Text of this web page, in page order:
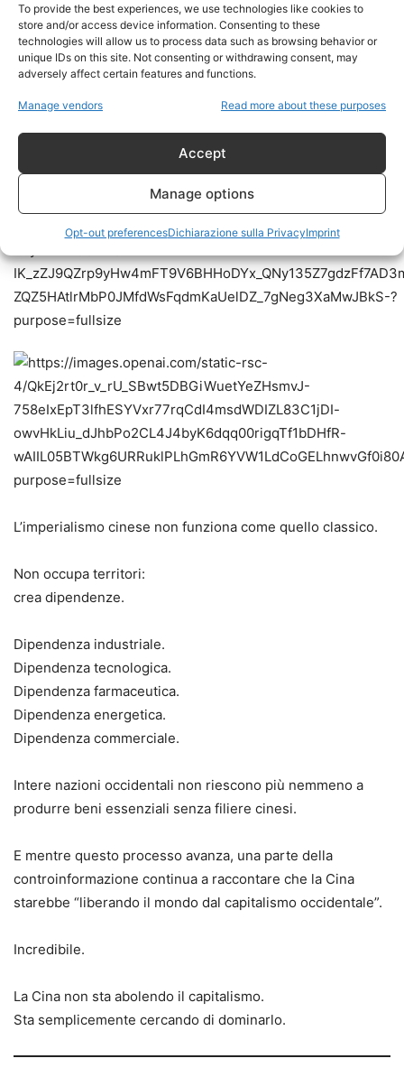
To provide the best experiences, we use technologies like cookies to
store and/or access device information. Consenting to these
technologies will allow us to process data such as browsing behavior or
unique IDs on this site. Not consenting or withdrawing consent, may
adversely affect certain features and functions.
Manage vendors Read more about these purposes
Accept
Manage options
Opt-out preferencesDichiarazione sulla PrivacyImprint
L’imperialismo cinese non funziona come quello classico.
Non occupa territori:
crea dipendenze.
Dipendenza industriale.
Dipendenza tecnologica.
Dipendenza farmaceutica.
Dipendenza energetica.
Dipendenza commerciale.
Intere nazioni occidentali non riescono più nemmeno a
produrre beni essenziali senza filiere cinesi.
E mentre questo processo avanza, una parte della
controinformazione continua a raccontare che la Cina
starebbe “liberando il mondo dal capitalismo occidentale”.
Incredibile.
La Cina non sta abolendo il capitalismo.
Sta semplicemente cercando di dominarlo.